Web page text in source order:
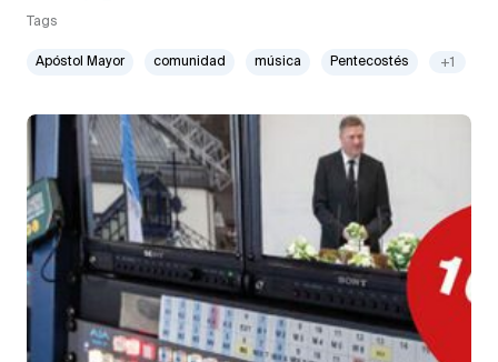
Tags
Apóstol Mayor comunidad música Pentecostés +1